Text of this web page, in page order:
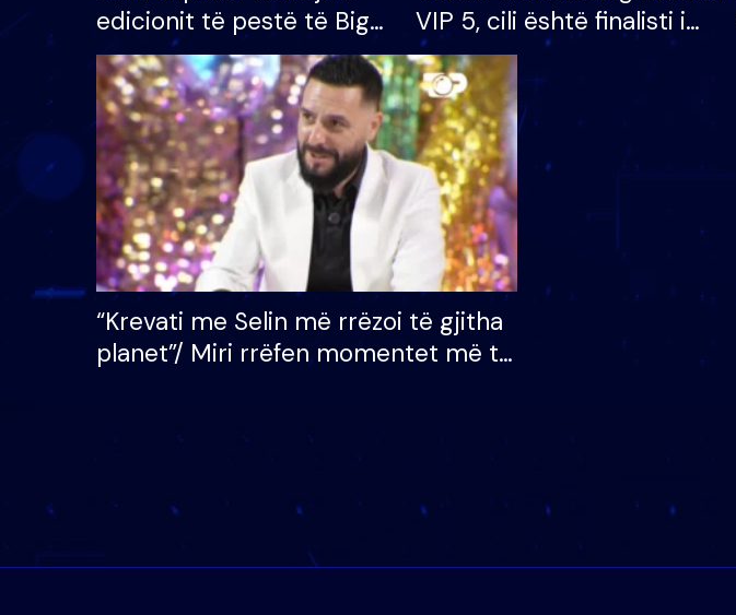
edicionit të pestë të Big
Brother VIP, rrëmben
çmimin e madh prej 100
mijë eurosh
VIP 5, cili është finalisti i
radhës që lë shtëpinë
“Krevati me Selin më rrëzoi të gjitha
planet”/ Miri rrëfen momentet më të